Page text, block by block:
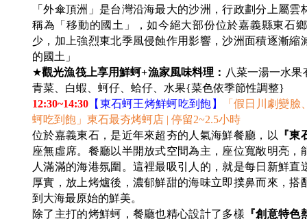
「外傘頂洲」是台灣沿海最大的沙洲，行政劃分上屬
稱為「移動的國土」，如今絕大部份位於嘉義縣東石
少，加上強烈東北季風侵蝕作用影響，沙洲面積逐漸
的國土」
★觀光漁筏上享用鮮蚵+漁家風味料理： 八菜一湯一水
青菜、白蝦、蚵仔、蛤仔、水果{菜色依季節性調整}
12:30~14:30 【東石蚵王烤鮮蚵吃到飽】
「假日川劇變
蚵吃到飽」東石最夯烤蚵店 | 停留2~2.5小時
位於嘉義東石，是近年來超夯的人氣海鮮餐廳，以
『
座無虛席。餐廳以半開放式空間為主，座位寬敞明亮
人滿滿的海港氛圍。這裡最吸引人的，就是每日新鮮
厚實，放上烤爐後，濃郁鮮甜的海味立即撲鼻而來，
到大海最原始的鮮美。
除了主打的烤鮮蚵，餐廳也精心設計了多樣 『創意特色